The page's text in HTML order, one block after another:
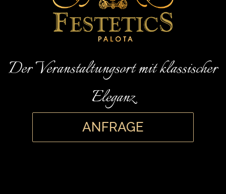
Der Veranstaltungsort mit klassischer
Eleganz
ANFRAGE